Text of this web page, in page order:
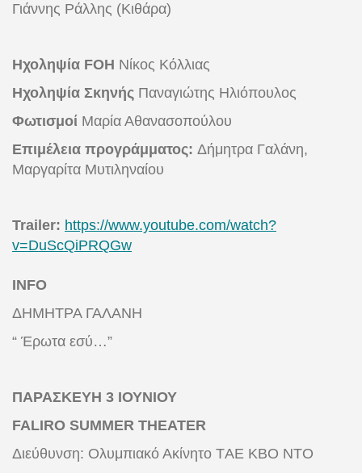
Γιάννης Ράλλης (Κιθάρα)
Ηχοληψία FOH Νίκος Κόλλιας
Ηχοληψία ΣκηνήςΠαναγιώτης Ηλιόπουλος
Φωτισμοί Μαρία Αθανασοπούλου
Επιμέλεια προγράμματος: Δήμητρα Γαλάνη,
Μαργαρίτα Μυτιληναίου
Trailer: https://www.youtube.com/watch?
v=DuScQiPRQGw
ΙΝFO
ΔΗΜΗΤΡΑ ΓΑΛΑΝΗ
“ Έρωτα εσύ…”
ΠΑΡΑΣΚΕΥΗ 3 ΙΟΥΝΙΟΥ
FALIRO SUMMER THEATER
Διεύθυνση: Ολυμπιακό Ακίνητο TΑΕ KBO NTO